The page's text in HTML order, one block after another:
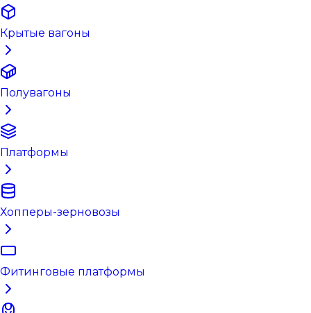
Крытые вагоны
Полувагоны
Платформы
Хопперы-зерновозы
Фитинговые платформы